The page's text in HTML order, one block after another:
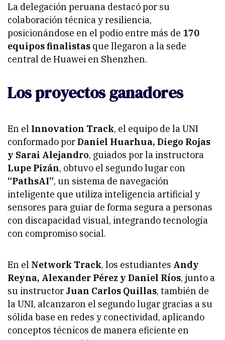
La delegación peruana destacó por su
colaboración técnica y resiliencia,
posicionándose en el podio entre más de 170
equipos finalistas que llegaron a la sede
central de Huawei en Shenzhen.
Los proyectos ganadores
En el Innovation Track, el equipo de la UNI
conformado porDaniel Huarhua, Diego Rojas
y Sarai Alejandro, guiados por la instructora
Lupe Pizán, obtuvo el segundo lugar con
“PathsAI”, un sistema de navegación
inteligente que utiliza inteligencia artificial y
sensores para guiar de forma segura a personas
con discapacidad visual, integrando tecnología
con compromiso social.
En el Network Track, los estudiantes Andy
Reyna, Alexander Pérez y Daniel Ríos, junto a
su instructor Juan Carlos Quillas, también de
la UNI, alcanzaron el segundo lugar gracias a su
sólida base en redes y conectividad, aplicando
conceptos técnicos de manera eficiente en